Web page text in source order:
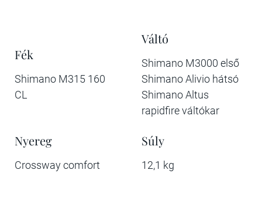
Fék
Shimano M315 160
CL
Váltó
Shimano M3000 első
Shimano Alivio hátsó
Shimano Altus
rapidfire váltókar
Nyereg
Crossway comfort
Súly
12,1 kg